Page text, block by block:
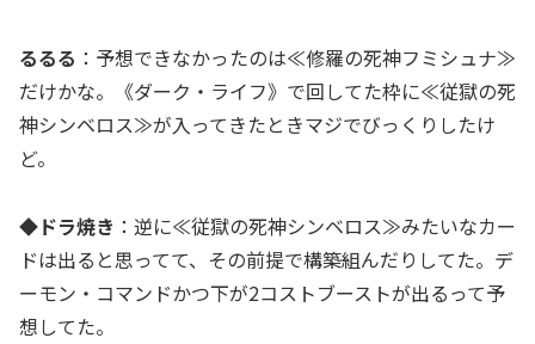
るるる ：予想できなかったのは≪修羅の死神フミシュナ≫
だけかな。《ダーク・ライフ》で回してた枠に≪従獄の死
神シンベロス≫が入ってきたときマジでびっくりしたけ
ど。
◆ドラ焼き ：逆に≪従獄の死神シンベロス≫みたいなカー
ドは出ると思ってて、その前提で構築組んだりしてた。デ
ーモン・コマンドかつ下が2コストブーストが出るって予
想してた。